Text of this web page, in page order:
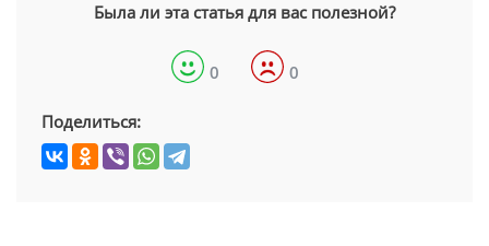
Была ли эта статья для вас полезной?
0 0
Поделиться: